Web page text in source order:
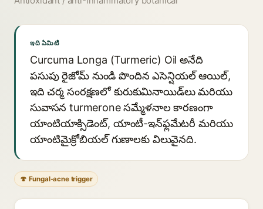
ఇది ఏమిటి
Curcuma Longa (Turmeric) Oil అనేది
పసుపు రైజోమ్ నుండి పొందిన ఎసెన్షియల్ ఆయిల్,
ఇది చర్మ సంరక్షణలో కురుకుమినాయిడ్‌లు మరియు
సువాసన turmerone సమ్మేళనాల కారణంగా
యాంటియాక్సిడెంట్, యాంటీ-ఇన్‌ఫ్లమేటరీ మరియు
యాంటిమైక్రోబియల్ గుణాలకు విలువైనది.
🍄 Fungal-acne trigger